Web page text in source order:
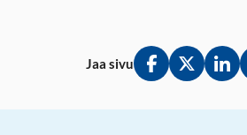
Jaa sivu
Jaa Jaa Jaa